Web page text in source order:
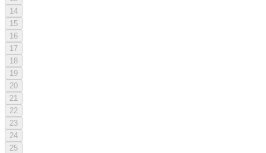
14
15
16
17
18
19
20
21
22
23
24
25